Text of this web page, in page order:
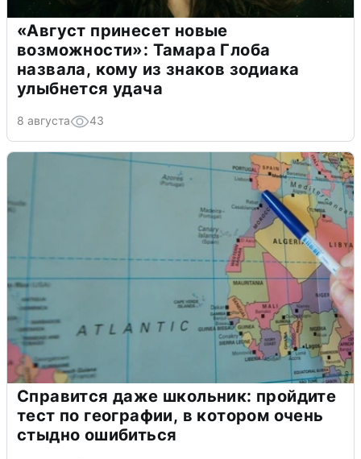
«Август принесет новые
возможности»: Тамара Глоба
назвала, кому из знаков зодиака
улыбнется удача
8 августа 43
Справится даже школьник: пройдите
тест по географии, в котором очень
стыдно ошибиться